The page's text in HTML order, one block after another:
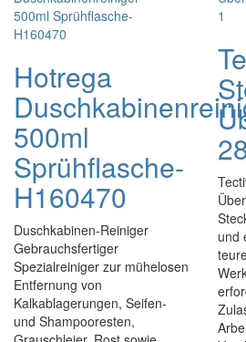
Hotrega
500ml
Sprühflasche-
H160470
Duschkabinen-Reiniger
Gebrauchsfertiger
Spezialreiniger zur mühelosen
Entfernung von
Kalkablagerungen, Seifen-
und Shampooresten,
und